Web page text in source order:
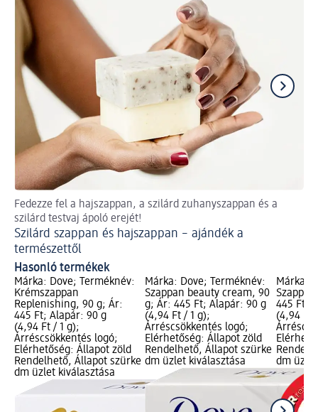
Fedezze fel a hajszappan, a szilárd zuhanyszappan és a
szilárd testvaj ápoló erejét!
Szilárd szappan és hajszappan – ajándék a
természettől
Hasonló termékek
Márka: Dove; Terméknév:
Krémszappan
Replenishing, 90 g; Ár:
445 Ft; Alapár: 90 g
(4,94 Ft / 1 g);
Árréscsökkentés logó;
Elérhetőség: Állapot zöld
Rendelhető, Állapot szürke
dm üzlet kiválasztása
Márka: Dove; Terméknév:
Szappan beauty cream, 90
g; Ár: 445 Ft; Alapár: 90 g
(4,94 Ft / 1 g);
Árréscsökkentés logó;
Elérhetőség: Állapot zöld
Rendelhető, Állapot szürke
dm üzlet kiválasztása
Márka:
445 Ft;
(4,94 Ft
dm